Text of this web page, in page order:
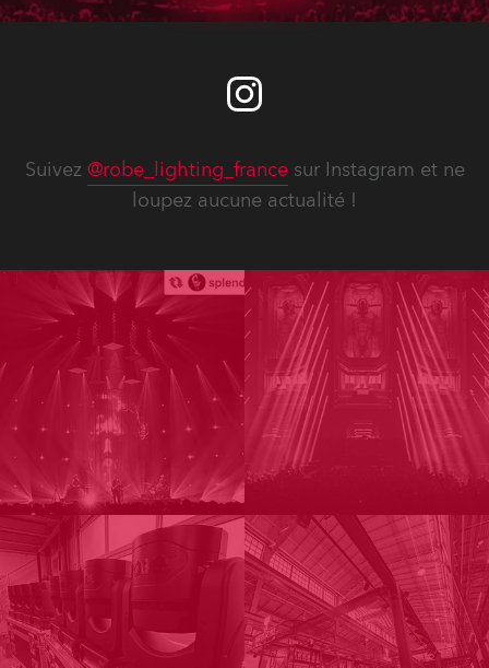
Suivez @robe_lighting_francesur Instagram et ne
loupez aucune actualité !